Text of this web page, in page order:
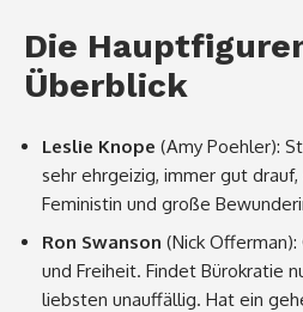
Die
Überblick
Leslie Knope (Amy Poehler):
sehr ehrgeizig, immer gut
Feministin und große
Ron Swanson (Nick Offerman):
und Freiheit. Findet Bürokratie
liebsten unauffällig. Hat ein